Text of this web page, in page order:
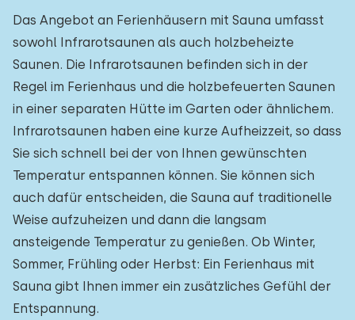
Das Angebot an Ferienhäusern mit Sauna umfasst
sowohl Infrarotsaunen als auch holzbeheizte
Saunen. Die Infrarotsaunen befinden sich in der
Regel im Ferienhaus und die holzbefeuerten Saunen
in einer separaten Hütte im Garten oder ähnlichem.
Infrarotsaunen haben eine kurze Aufheizzeit, so dass
Sie sich schnell bei der von Ihnen gewünschten
Temperatur entspannen können. Sie können sich
auch dafür entscheiden, die Sauna auf traditionelle
Weise aufzuheizen und dann die langsam
ansteigende Temperatur zu genießen. Ob Winter,
Sommer, Frühling oder Herbst: Ein Ferienhaus mit
Sauna gibt Ihnen immer ein zusätzliches Gefühl der
Entspannung.